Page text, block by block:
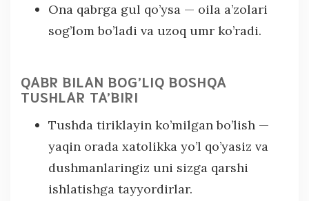
Ona qabrga gul qo’ysa — oila a’zolari
sog’lom bo’ladi va uzoq umr ko’radi.
QABR BILAN BOG’LIQ BOSHQA
TUSHLAR TA’BIRI
Tushda tiriklayin ko’milgan bo’lish —
yaqin orada xatolikka yo’l qo’yasiz va
dushmanlaringiz uni sizga qarshi
ishlatishga tayyordirlar.